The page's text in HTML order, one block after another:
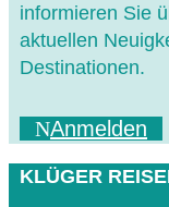
informieren Sie
aktuellen
Destinationen.
Anmelden
KLÜGER